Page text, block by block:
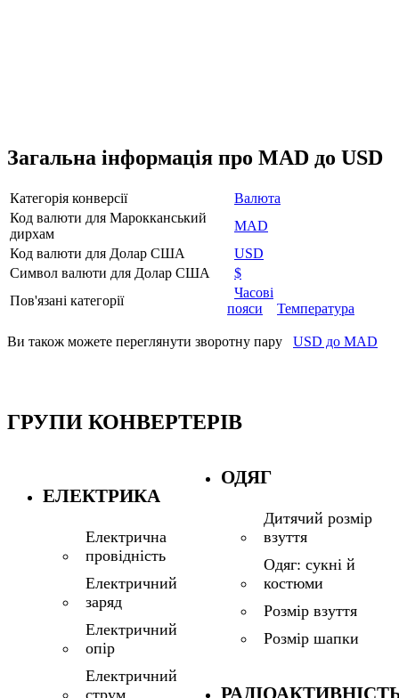
Загальна інформація про MAD до USD
Категорія конверсії
Валюта
Код валюти для Марокканський
дирхам
MAD
Код валюти для Долар США
USD
Символ валюти для Долар США
$
Пов'язані категорії
Часові
пояси
Температура
Ви також можете переглянути зворотну пару USD до MAD
ГРУПИ КОНВЕРТЕРІВ
ЕЛЕКТРИКА
Електрична
провідність
Електричний
заряд
Електричний
опір
Електричний
ОДЯГ
Дитячий розмір
взуття
Одяг: сукні й
костюми
Розмір взуття
Розмір шапки